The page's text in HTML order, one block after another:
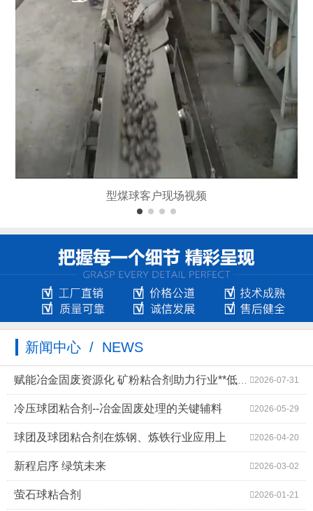
型煤球客户现场视频
新闻中心 / NEWS
2026-07-31
赋能冶金固废资源化 矿粉粘合剂助力行业**低碳高质量发展
2026-05-29
冷压球团粘合剂--冶金固废处理的关键辅料
2026-04-20
球团及球团粘合剂在炼钢、炼铁行业应用上
2026-03-02
新程启序 绿筑未来
2026-01-21
萤石球粘合剂